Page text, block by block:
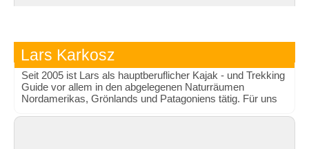
Lars Karkosz
Seit 2005 ist Lars als hauptberuflicher Kajak - und Trekking
Guide vor allem in den abgelegenen Naturräumen
Nordamerikas, Grönlands und Patagoniens tätig. Für uns